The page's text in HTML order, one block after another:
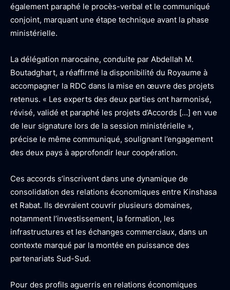
également paraphé le procès-verbal et le communiqué
conjoint, marquant une étape technique avant la phase
ministérielle.
La délégation marocaine, conduite par Abdellah M.
Boutadghart, a réaffirmé la disponibilité du Royaume à
accompagner la RDC dans la mise en œuvre des projets
retenus. « Les experts des deux parties ont harmonisé,
révisé, validé et paraphé les projets d’Accords […] en vue
de leur signature lors de la session ministérielle »,
précise le même communiqué, soulignant l’engagement
des deux pays à approfondir leur coopération.
Ces accords s’inscrivent dans une dynamique de
consolidation des relations économiques entre Kinshasa
et Rabat. Ils devraient couvrir plusieurs domaines,
notamment l’investissement, la formation, les
infrastructures et les échanges commerciaux, dans un
contexte marqué par la montée en puissance des
partenariats Sud-Sud.
Pour des profils aguerris en relations économiques